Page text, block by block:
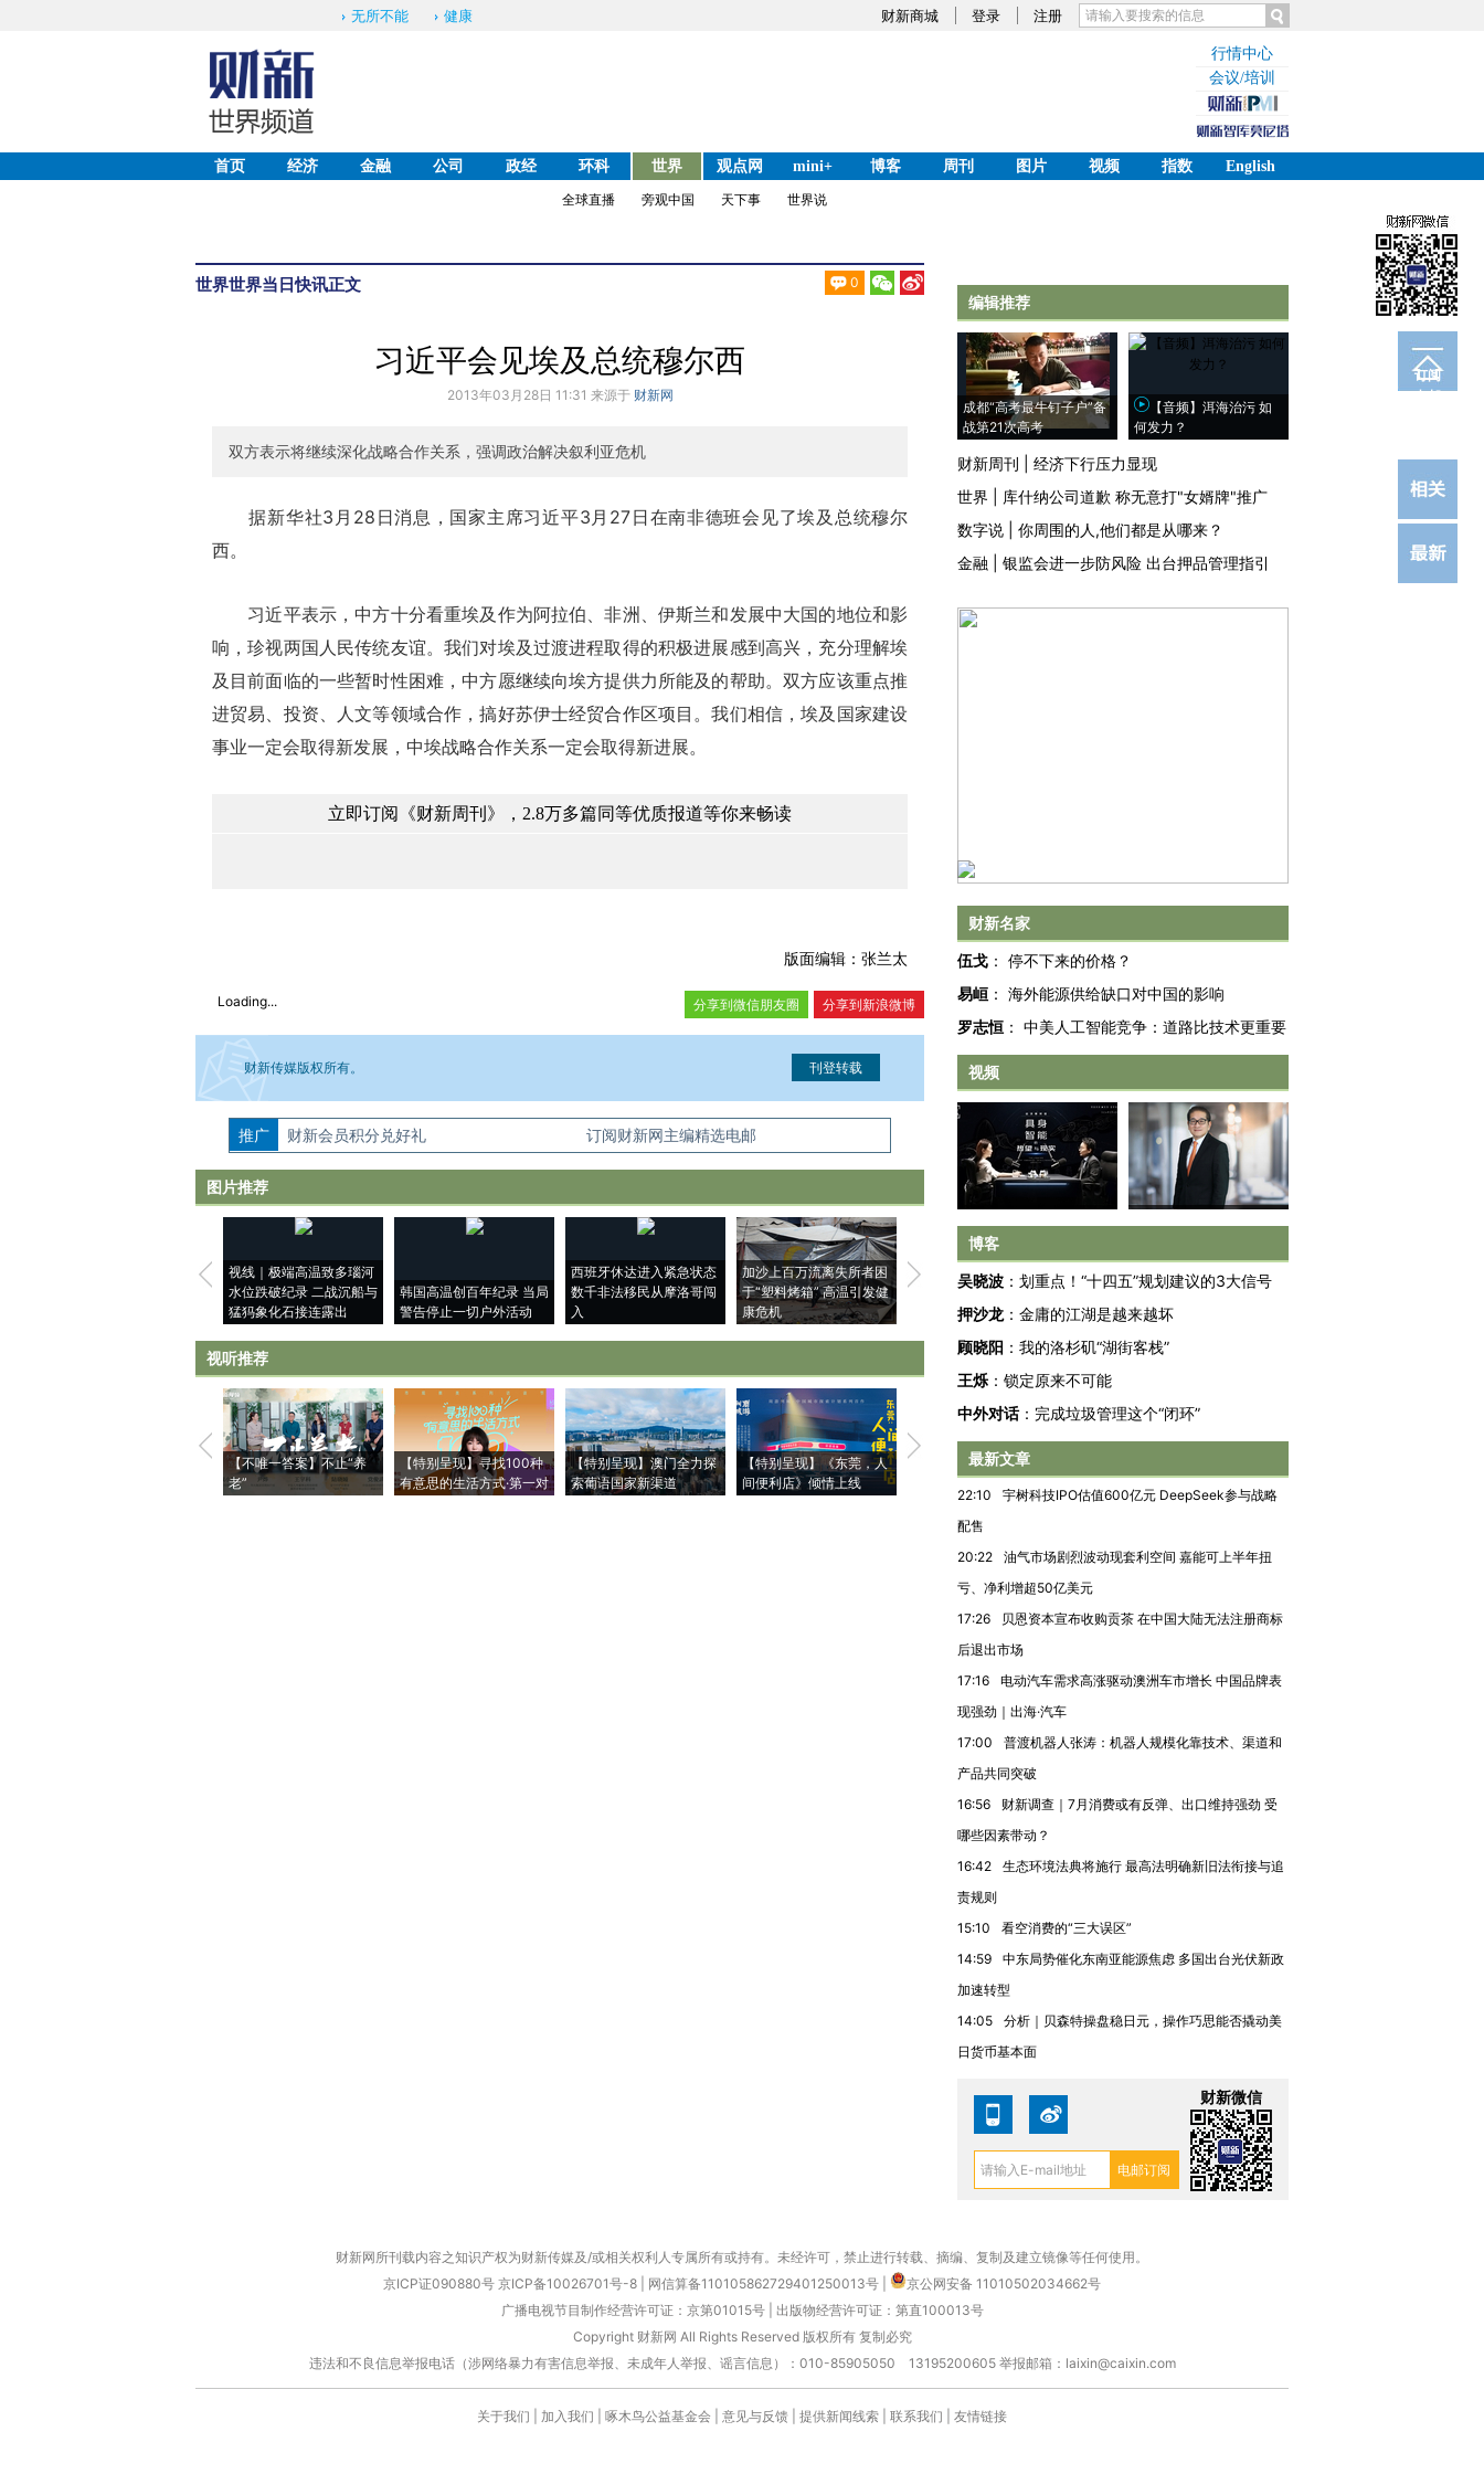
财新商城 登录 注册
无所不能 健康
行情中心
会议/培训
首页 经济 金融 公司 政经 环科 世界 观点网 mini+ 博客 周刊 图片 视频 指数
English
全球直播
旁观中国 天下事 世界说
世界世界当日快讯正文 0
订阅
电邮
习近平会见埃及总统穆尔西
2013年03月28日 11:31 来源于 财新网
双方表示将继续深化战略合作关系，强调政治解决叙利亚危机
据新华社3月28日消息，国家主席习近平3月27日在南非德班会见了埃及总统穆尔
西。
习近平表示，中方十分看重埃及作为阿拉伯、非洲、伊斯兰和发展中大国的地位和影
响，珍视两国人民传统友谊。我们对埃及过渡进程取得的积极进展感到高兴，充分理解埃
及目前面临的一些暂时性困难，中方愿继续向埃方提供力所能及的帮助。双方应该重点推
进贸易、投资、人文等领域合作，搞好苏伊士经贸合作区项目。我们相信，埃及国家建设
事业一定会取得新发展，中埃战略合作关系一定会取得新进展。
立即订阅《财新周刊》，2.8万多篇同等优质报道等你来畅读
版面编辑：张兰太
Loading... 分享到新浪微博
分享到微信朋友圈
财新传媒版权所有。
如需刊登转载请点击右侧按钮，提交相关信息。经确认即可刊登转载。
推广 财新会员积分兑好礼 订阅财新网主编精选电邮
图片推荐
视线｜极端高温致多瑙河
水位跌破纪录 二战沉船与
猛犸象化石接连露出
韩国高温创百年纪录 当局
警告停止一切户外活动
西班牙休达进入紧急状态
数千非法移民从摩洛哥闯
入
加沙上百万流离失所者困
于“塑料烤箱” 高温引发健
康危机
视线｜HYROX的吸金
术：是什么让中产们甘
心“花钱找虐”？
马航飞行员跨国走私7万
粒摇头丸 尿检体内含3种
毒品
视线｜被称为“蟑螂”的印
度Z世代 用街头抗争将教
视听推荐
【不唯一答案】不止“养
老”
【特别呈现】寻找100种
有意思的生活方式·第一对
【特别呈现】澳门全力探
索葡语国家新渠道
【特别呈现】《东莞，人
间便利店》倾情上线
【推广】走进第四届链博
会，让数智科技“链”接产
有意思的生活方式·第三对
【商旅对话】华住集团
住三大增长引擎是什么？
编辑推荐
成都“高考最牛钉子户”备
战第21次高考
【音频】洱海治污 如
何发力？
财新周刊
经济下行压力显现
世界
库什纳公司道歉 称无意打"女婿牌"推广
数字说
你周围的人,他们都是从哪来？
金融
银监会进一步防风险 出台押品管理指引
财新名家
伍戈 ： 停不下来的价格？
易峘 ： 海外能源供给缺口对中国的影响
罗志恒 ： 中美人工智能竞争：道路比技术更重要
视频
博客
吴晓波 ： 划重点！“十四五”规划建议的3大信号
押沙龙 ： 金庸的江湖是越来越坏
顾晓阳 ： 我的洛杉矶“湖街客栈”
王烁 ： 锁定原来不可能
中外对话： 完成垃圾管理这个“闭环”
最新文章
22:10
宇树科技IPO估值600亿元 DeepSeek参与战略
配售
20:22
油气市场剧烈波动现套利空间 嘉能可上半年扭
亏、净利增超50亿美元
17:26
贝恩资本宣布收购贡茶 在中国大陆无法注册商标
后退出市场
17:16
电动汽车需求高涨驱动澳洲车市增长 中国品牌表
现强劲｜出海·汽车
17:00
普渡机器人张涛：机器人规模化靠技术、渠道和
产品共同突破
16:56
财新调查｜7月消费或有反弹、出口维持强劲 受
哪些因素带动？
16:42
生态环境法典将施行 最高法明确新旧法衔接与追
责规则
15:10
看空消费的“三大误区”
14:59
中东局势催化东南亚能源焦虑 多国出台光伏新政
加速转型
14:05
分析｜贝森特操盘稳日元，操作巧思能否撬动美
日货币基本面
财新微信
财新网所刊载内容之知识产权为财新传媒及/或相关权利人专属所有或持有。未经许可，禁止进行转载、摘编、复制及建立镜像等任何使用。
京ICP证090880号 京ICP备10026701号-8 网信算备110105862729401250013号
京公网安备 11010502034662号
广播电视节目制作经营许可证：京第01015号| 出版物经营许可证：第直100013号
Copyright 财新网 All Rights Reserved 版权所有 复制必究
违法和不良信息举报电话（涉网络暴力有害信息举报、未成年人举报、谣言信息）：010-85905050 13195200605 举报邮箱：laixin@caixin.com
关于我们 加入我们 啄木鸟公益基金会 意见与反馈 提供新闻线索 联系我们 友情链接